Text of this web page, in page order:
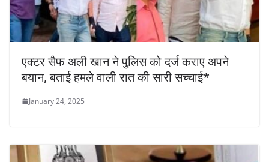
एक्टर सैफ अली खान ने पुलिस को दर्ज कराए अपने
बयान, बताई हमले वाली रात की सारी सच्चाई*
January 24, 2025